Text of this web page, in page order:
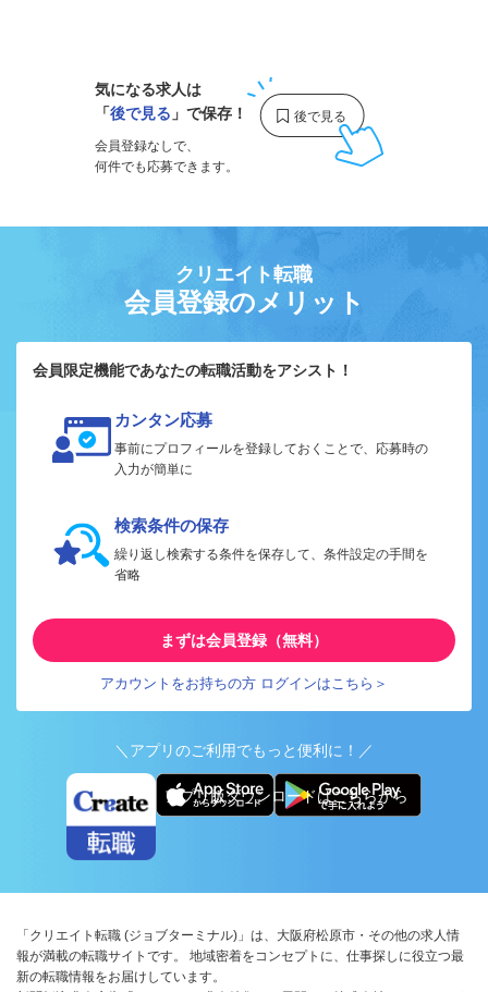
気になる求人は
「後で見る 」で保存！
会員登録なしで、
何件でも応募できます。
クリエイト転職
会員登録のメリット
会員限定機能であなたの転職活動をアシスト！
カンタン応募
事前にプロフィールを登録しておくことで、応募時の
入力が簡単に
検索条件の保存
繰り返し検索する条件を保存して、条件設定の手間を
省略
まずは会員登録（無料）
アカウントをお持ちの方 ログインはこちら＞
＼アプリのご利用でもっと便利に！／
アプリ版ダウンロードはこちらから
「クリエイト転職 (ジョブターミナル)」は、大阪府松原市・その他の求人情
報が満載の転職サイトです。 地域密着をコンセプトに、仕事探しに役立つ最
新の転職情報をお届けしています。